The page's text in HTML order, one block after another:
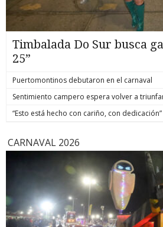
Timbalada Do Sur busca
25”
Puertomontinos debutaron en el carnaval
Sentimiento campero espera volver a
“Esto está hecho con cariño, con dedicación”
CARNAVAL 2026